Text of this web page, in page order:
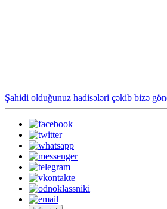
Şahidi olduğunuz hadisələri çəkib bizə